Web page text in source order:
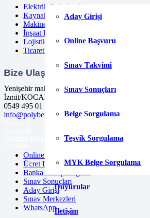
Aday Girişi
Online Başvuru
Sınav Takvimi
Sınav Sonuçları
Belge Sorgulama
Teşvik Sorgulama
MYK Belge Sorgulama
Duyurular
İletişim
Elektrik Belgelendirme
Kaynak Belgelendirme
Makine Belgelendirme
İnşaat Belgelendirme
Lojistik Belgelendirme
Ticaret Meslekleri Belgelendirme
Bize Ulaşın
Yenişehir mah. Güneyli Sk. No:21 41050
İzmit/KOCAELİ
0549 495 01 47
info@polybelge.com
Elektrik Belgelendirme Kaynak Belgelendirme
Online Başvuru
Ücret Listesi
Banka Hesap Bilgileri
Sınav Sonuçları
Aday Girişi
Sınav Merkezleri
WhatsApp